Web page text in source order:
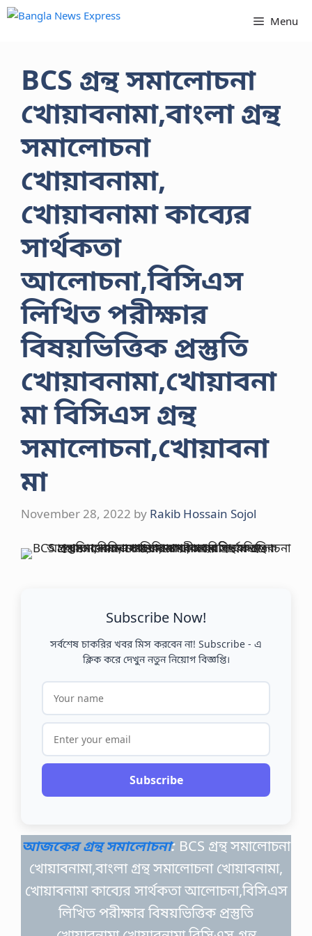
Skip
Menu
BCS গ্রন্থ সমালোচনা
খোয়াবনামা,বাংলা গ্রন্থ
সমালোচনা
খোয়াবনামা,
খোয়াবনামা কাব্যের
সার্থকতা
আলোচনা,বিসিএস
লিখিত পরীক্ষার
বিষয়ভিত্তিক প্রস্তুতি
খোয়াবনামা,খোয়াবনা
মা বিসিএস গ্রন্থ
সমালোচনা,খোয়াবনা
মা
November 28, 2022 by Rakib Hossain Sojol
Subscribe Now!
সর্বশেষ চাকরির খবর মিস করবেন না! Subscribe - এ
ক্লিক করে দেখুন নতুন নিয়োগ বিজ্ঞপ্তি।
Subscribe
আজকের গ্রন্থ সমালোচনা: BCS গ্রন্থ সমালোচনা
খোয়াবনামা,বাংলা গ্রন্থ সমালোচনা খোয়াবনামা,
খোয়াবনামা কাব্যের সার্থকতা আলোচনা,বিসিএস
লিখিত পরীক্ষার বিষয়ভিত্তিক প্রস্তুতি